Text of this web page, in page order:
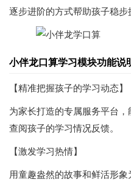
逐步进阶的方式帮助孩子稳步
小伴龙口算学习模块功能说
【精准把握孩子的学习动态】
为家长打造的专属服务平台
查阅孩子的学习情况反馈。
【激发学习热情】
用童趣盎然的故事和鲜活形象